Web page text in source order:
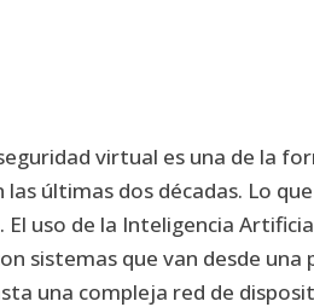
virtual es una de la
últimas dos décadas. Lo
uso de la Inteligencia
sistemas que van desde una
una compleja red de